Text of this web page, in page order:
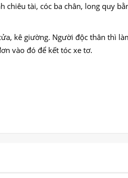
chiêu tài, cóc ba chân, long quy
kê giường. Người độc thân thì
vào đó để kết tóc xe tơ.